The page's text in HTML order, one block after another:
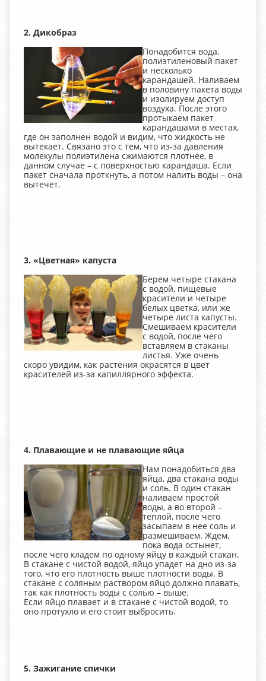
2. Дикобраз
Понадобится вода,
полиэтиленовый пакет
и несколько
карандашей. Наливаем
в половину пакета воды
и изолируем доступ
воздуха. После этого
протыкаем пакет
карандашами в местах,
где он заполнен водой и видим, что жидкость не
вытекает. Связано это с тем, что из-за давления
молекулы полиэтилена сжимаются плотнее, в
данном случае – с поверхностью карандаша. Если
пакет сначала проткнуть, а потом налить воды – она
вытечет.
3. «Цветная» капуста
Берем четыре стакана
с водой, пищевые
красители и четыре
белых цветка, или же
четыре листа капусты.
Смешиваем красители
с водой, после чего
вставляем в стаканы
листья. Уже очень
скоро увидим, как растения окрасятся в цвет
красителей из-за капиллярного эффекта.
4. Плавающие и не плавающие яйца
Нам понадобиться два
яйца, два стакана воды
и соль. В один стакан
наливаем простой
воды, а во второй –
теплой, после чего
засыпаем в нее соль и
размешиваем. Ждем,
пока вода остынет,
после чего кладем по одному яйцу в каждый стакан.
В стакане с чистой водой, яйцо упадет на дно из-за
того, что его плотность выше плотности воды. В
стакане с соляным раствором яйцо должно плавать,
так как плотность воды с солью – выше.
Если яйцо плавает и в стакане с чистой водой, то
оно протухло и его стоит выбросить.
5. Зажигание спички